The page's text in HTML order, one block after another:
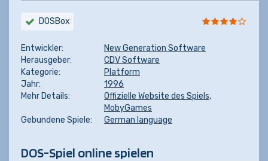
DOSBox
Entwickler:
New Generation Software
Herausgeber:
CDV Software
Kategorie:
Platform
Jahr:
1996
Mehr Details:
Offizielle Website des Spiels,
MobyGames
Gebundene Spiele:
German language
DOS-Spiel online spielen